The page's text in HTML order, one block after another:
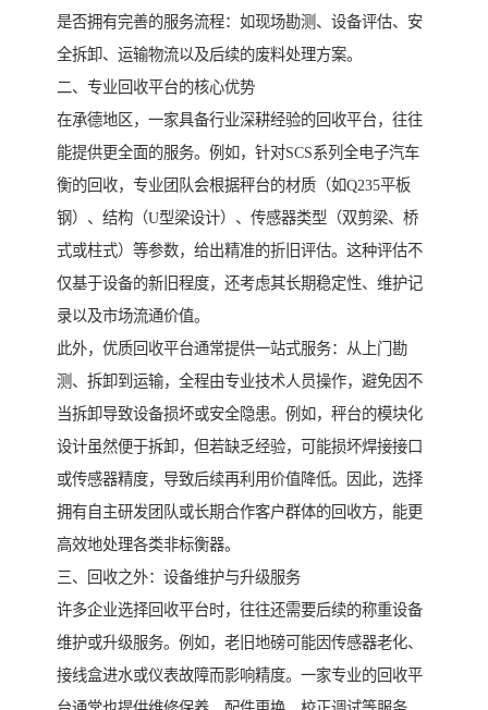
是否拥有完善的服务流程：如现场勘测、设备评估、安
全拆卸、运输物流以及后续的废料处理方案。
二、专业回收平台的核心优势
在承德地区，一家具备行业深耕经验的回收平台，往往
能提供更全面的服务。例如，针对SCS系列全电子汽车
衡的回收，专业团队会根据秤台的材质（如Q235平板
钢）、结构（U型梁设计）、传感器类型（双剪梁、桥
式或柱式）等参数，给出精准的折旧评估。这种评估不
仅基于设备的新旧程度，还考虑其长期稳定性、维护记
录以及市场流通价值。
此外，优质回收平台通常提供一站式服务：从上门勘
测、拆卸到运输，全程由专业技术人员操作，避免因不
当拆卸导致设备损坏或安全隐患。例如，秤台的模块化
设计虽然便于拆卸，但若缺乏经验，可能损坏焊接接口
或传感器精度，导致后续再利用价值降低。因此，选择
拥有自主研发团队或长期合作客户群体的回收方，能更
高效地处理各类非标衡器。
三、回收之外：设备维护与升级服务
许多企业选择回收平台时，往往还需要后续的称重设备
维护或升级服务。例如，老旧地磅可能因传感器老化、
接线盒进水或仪表故障而影响精度。一家专业的回收平